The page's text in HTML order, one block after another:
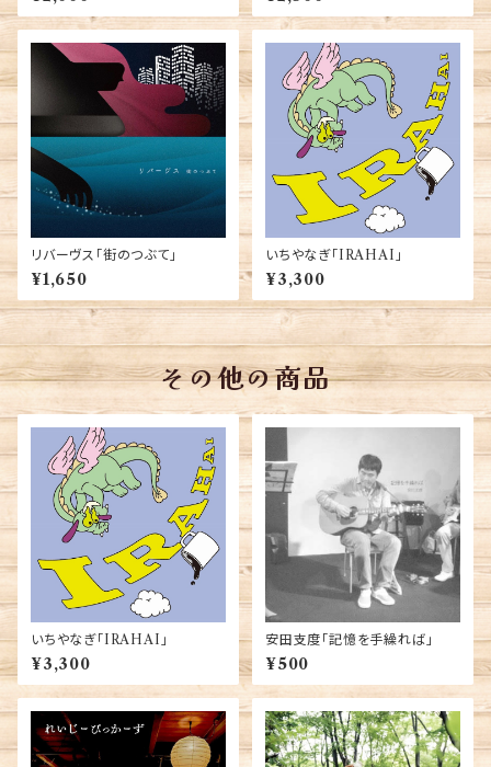
リバーヴス「街のつぶて」
¥1,650
いちやなぎ「IRAHAI」
¥3,300
その他の商品
いちやなぎ「IRAHAI」
¥3,300
安田支度「記憶を手繰れば」
¥500